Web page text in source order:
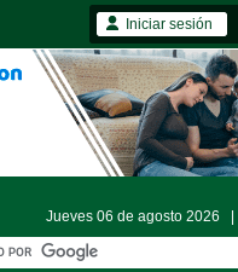
Iniciar sesión
Jueves 06 de agosto 2026 |